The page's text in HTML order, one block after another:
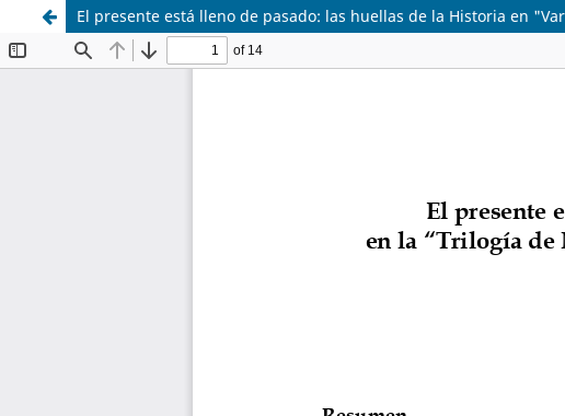
El presente está lleno de pasado: las huellas de la Historia en